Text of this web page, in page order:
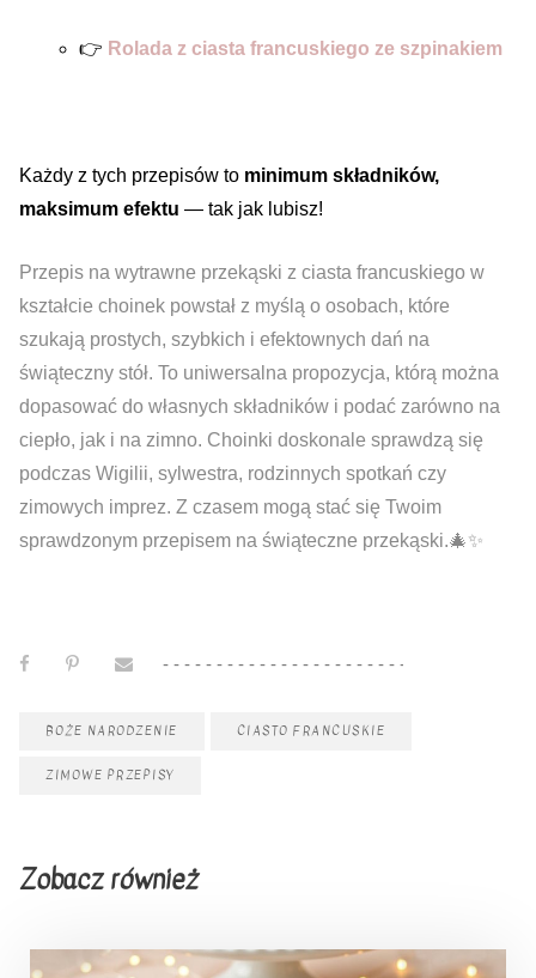
👉 Rolada z ciasta francuskiego ze szpinakiem
Każdy z tych przepisów to minimum składników,
maksimum efektu — tak jak lubisz!
Przepis na wytrawne przekąski z ciasta francuskiego w
kształcie choinek powstał z myślą o osobach, które
szukają prostych, szybkich i efektownych dań na
świąteczny stół. To uniwersalna propozycja, którą można
dopasować do własnych składników i podać zarówno na
ciepło, jak i na zimno. Choinki doskonale sprawdzą się
podczas Wigilii, sylwestra, rodzinnych spotkań czy
zimowych imprez. Z czasem mogą stać się Twoim
sprawdzonym przepisem na świąteczne przekąski.🎄✨
BOŻE NARODZENIE CIASTO FRANCUSKIE
ZIMOWE PRZEPISY
Zobacz również